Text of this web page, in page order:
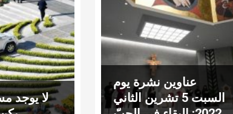
لا يوجد
عناوين نشرة يوم
السبت 5 تشرين الثاني